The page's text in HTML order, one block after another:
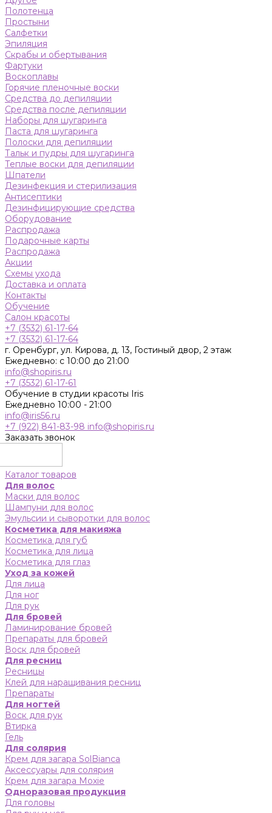
Полотенца
Простыни
Салфетки
Эпиляция
Скрабы и обертывания
Фартуки
Воскоплавы
Горячие пленочные воски
Средства до депиляции
Средства после депиляции
Наборы для шугаринга
Паста для шугаринга
Полоски для депиляции
Тальк и пудры для шугаринга
Теплые воски для депиляции
Шпатели
Дезинфекция и стерилизация
Антисептики
Дезинфицирующие средства
Оборудование
Распродажа
Подарочные карты
Распродажа
Акции
Схемы ухода
Доставка и оплата
Контакты
Обучение
Салон красоты
+7 (3532) 61-17-64
+7 (3532) 61-17-64
г. Оренбург, ул. Кирова, д. 13, Гостиный двор, 2 этаж
Ежедневно: с 10:00 до 21:00
info@shopiris.ru
+7 (3532) 61-17-61
Обучение в студии красоты Iris
Ежедневно 10:00 - 21:00
info@iris56.ru
+7 (922) 841-83-98 info@shopiris.ru
Заказать звонок
Каталог товаров
Для волос
Маски для волос
Шампуни для волос
Эмульсии и сыворотки для волос
Косметика для макияжа
Косметика для губ
Косметика для лица
Косметика для глаз
Уход за кожей
Для лица
Для ног
Для рук
Для бровей
Ламинирование бровей
Препараты для бровей
Воск для бровей
Для ресниц
Ресницы
Клей для наращивания ресниц
Препараты
Для ногтей
Воск для рук
Втирка
Гель
Для солярия
Крем для загара SolBianca
Аксессуары для солярия
Крем для загара Moxie
Одноразовая продукция
Для головы